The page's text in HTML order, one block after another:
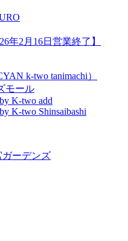
年2月16日営業終了】
k-two tanimachi）
モール
K-two add
K-two Shinsaibashi
ガーデンズ